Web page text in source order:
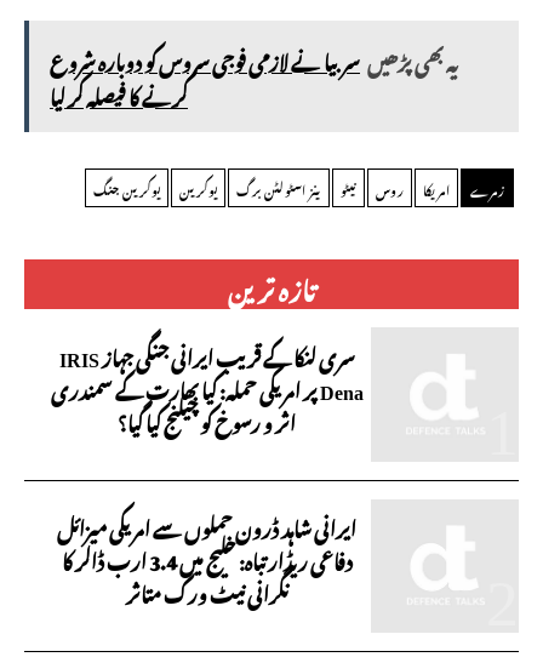
تازہ ترین
سری لنکا کے قریب ایرانی جنگی جہاز IRIS
Dena پر امریکی حملہ: کیا بھارت کے سمندری
اثر و رسوخ کو چیلنج کیا گیا؟
ایرانی شاہد ڈرون حملوں سے امریکی میزائل
دفاعی ریڈار تباہ: خلیج میں 3.4 ارب ڈالر کا
نگرانی نیٹ ورک متاثر
یہ بھی پڑھیںسربیا نے لازمی فوجی سروس کو دوبارہ شروع
کرنے کا فیصلہ کر لیا
زمرے امریکا روس نیٹو ینز اسٹولٹن برگ یوکرین یوکرین جنگ